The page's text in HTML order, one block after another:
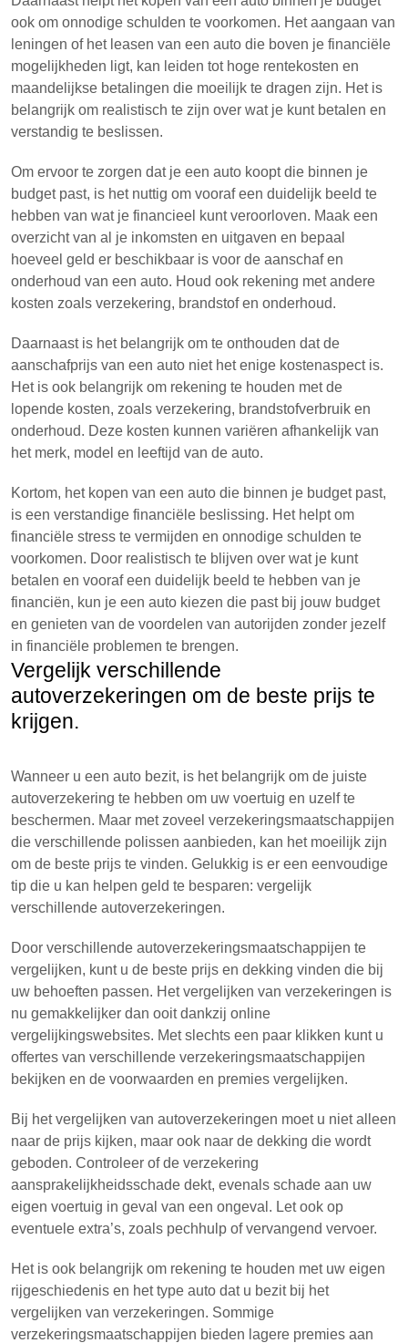
ook om onnodige schulden te voorkomen. Het aangaan van
leningen of het leasen van een auto die boven je financiële
mogelijkheden ligt, kan leiden tot hoge rentekosten en
maandelijkse betalingen die moeilijk te dragen zijn. Het is
belangrijk om realistisch te zijn over wat je kunt betalen en
verstandig te beslissen.
Om ervoor te zorgen dat je een auto koopt die binnen je
budget past, is het nuttig om vooraf een duidelijk beeld te
hebben van wat je financieel kunt veroorloven. Maak een
overzicht van al je inkomsten en uitgaven en bepaal
hoeveel geld er beschikbaar is voor de aanschaf en
onderhoud van een auto. Houd ook rekening met andere
kosten zoals verzekering, brandstof en onderhoud.
Daarnaast is het belangrijk om te onthouden dat de
aanschafprijs van een auto niet het enige kostenaspect is.
Het is ook belangrijk om rekening te houden met de
lopende kosten, zoals verzekering, brandstofverbruik en
onderhoud. Deze kosten kunnen variëren afhankelijk van
het merk, model en leeftijd van de auto.
Kortom, het kopen van een auto die binnen je budget past,
is een verstandige financiële beslissing. Het helpt om
financiële stress te vermijden en onnodige schulden te
voorkomen. Door realistisch te blijven over wat je kunt
betalen en vooraf een duidelijk beeld te hebben van je
financiën, kun je een auto kiezen die past bij jouw budget
en genieten van de voordelen van autorijden zonder jezelf
in financiële problemen te brengen.
Vergelijk verschillende
autoverzekeringen om de beste prijs te
krijgen.
Wanneer u een auto bezit, is het belangrijk om de juiste
autoverzekering te hebben om uw voertuig en uzelf te
beschermen. Maar met zoveel verzekeringsmaatschappijen
die verschillende polissen aanbieden, kan het moeilijk zijn
om de beste prijs te vinden. Gelukkig is er een eenvoudige
tip die u kan helpen geld te besparen: vergelijk
verschillende autoverzekeringen.
Door verschillende autoverzekeringsmaatschappijen te
vergelijken, kunt u de beste prijs en dekking vinden die bij
uw behoeften passen. Het vergelijken van verzekeringen is
nu gemakkelijker dan ooit dankzij online
vergelijkingswebsites. Met slechts een paar klikken kunt u
offertes van verschillende verzekeringsmaatschappijen
bekijken en de voorwaarden en premies vergelijken.
Bij het vergelijken van autoverzekeringen moet u niet alleen
naar de prijs kijken, maar ook naar de dekking die wordt
geboden. Controleer of de verzekering
aansprakelijkheidsschade dekt, evenals schade aan uw
eigen voertuig in geval van een ongeval. Let ook op
eventuele extra’s, zoals pechhulp of vervangend vervoer.
Het is ook belangrijk om rekening te houden met uw eigen
rijgeschiedenis en het type auto dat u bezit bij het
vergelijken van verzekeringen. Sommige
verzekeringsmaatschappijen bieden lagere premies aan